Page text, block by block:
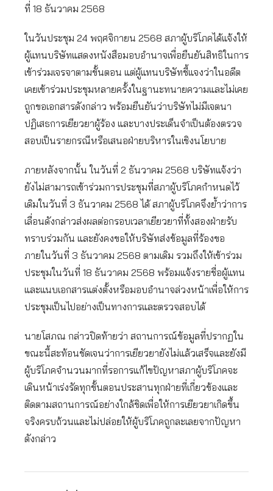
ที่ 18 ธันวาคม 2568
ในวันประชุม 24 พฤศจิกายน 2568 สภาผู้บริโภคได้แจ้งให้
ผู้แทนบริษัทแสดงหนังสือมอบอำนาจเพื่อยืนยันสิทธิในการ
เข้าร่วมเจรจาตามขั้นตอน แต่ผู้แทนบริษัทชี้แจงว่าในอดีต
เคยเข้าร่วมประชุมหลายครั้งในฐานะทนายความและไม่เคย
ถูกขอเอกสารดังกล่าว พร้อมยืนยันว่าบริษัทไม่มีเจตนา
ปฏิเสธการเยียวยาผู้ร้อง และบางประเด็นจำเป็นต้องตรวจ
สอบเป็นรายกรณีหรือเสนอฝ่ายบริหารในเชิงนโยบาย
ภายหลังจากนั้น ในวันที่ 2 ธันวาคม 2568 บริษัทแจ้งว่า
ยังไม่สามารถเข้าร่วมการประชุมที่สภาผู้บริโภคกำหนดไว้
เดิมในวันที่ 3 ธันวาคม 2568 ได้ สภาผู้บริโภคจึงย้ำว่าการ
เลื่อนดังกล่าวส่งผลต่อกรอบเวลาเยียวยาที่ทั้งสองฝ่ายรับ
ทราบร่วมกัน และยังคงขอให้บริษัทส่งข้อมูลที่ร้องขอ
ภายในวันที่ 3 ธันวาคม 2568 ตามเดิม รวมถึงให้เข้าร่วม
ประชุมในวันที่ 18 ธันวาคม 2568 พร้อมแจ้งรายชื่อผู้แทน
และแนบเอกสารแต่งตั้งหรือมอบอำนาจล่วงหน้าเพื่อให้การ
ประชุมเป็นไปอย่างเป็นทางการและตรวจสอบได้
นายโสภณ กล่าวปิดท้ายว่า สถานการณ์ข้อมูลที่ปรากฏใน
ขณะนี้สะท้อนชัดเจนว่าการเยียวยายังไม่แล้วเสร็จและยังมี
ผู้บริโภคจำนวนมากที่รอการแก้ไขปัญหาสภาผู้บริโภคจะ
เดินหน้าเร่งรัดทุกขั้นตอนประสานทุกฝ่ายที่เกี่ยวข้องและ
ติดตามสถานการณ์อย่างใกล้ชิดเพื่อให้การเยียวยาเกิดขึ้น
จริงครบถ้วนและไม่ปล่อยให้ผู้บริโภคถูกละเลยจากปัญหา
ดังกล่าว